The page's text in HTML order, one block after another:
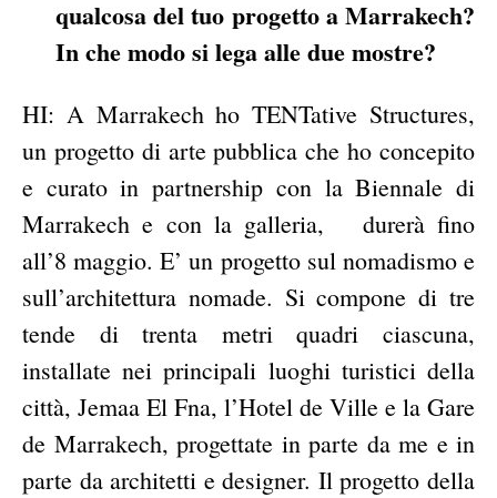
qualcosa del tuo progetto a Marrakech?
In che modo si lega alle due mostre?
HI: A Marrakech ho TENTative Structures,
un progetto di arte pubblica che ho concepito
e curato in partnership con la Biennale di
Marrakech e con la galleria, durerà fino
all’8 maggio. E’ un progetto sul nomadismo e
sull’architettura nomade. Si compone di tre
tende di trenta metri quadri ciascuna,
installate nei principali luoghi turistici della
città, Jemaa El Fna, l’Hotel de Ville e la Gare
de Marrakech, progettate in parte da me e in
parte da architetti e designer. Il progetto della